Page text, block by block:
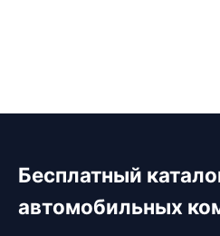
Бесплатный
автомобильных